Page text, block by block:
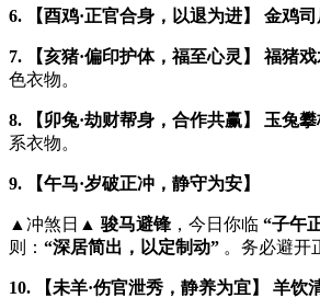
6. 【酉鸡·正官合身，以退为进】 金鸡司
7. 【亥猪·偏印护体，福至心灵】 福猪戏
色衣物。
8. 【卯兔·劫财帮身，合作共赢】 玉兔
系衣物。
9. 【午马·岁破正冲，静守为安】
▲冲煞日▲ 骏马避锋 ，今日你临 “子午
则： “深居简出，以定制动” 。务必避开
10. 【未羊·伤官泄秀，静养为宜】 羊饮